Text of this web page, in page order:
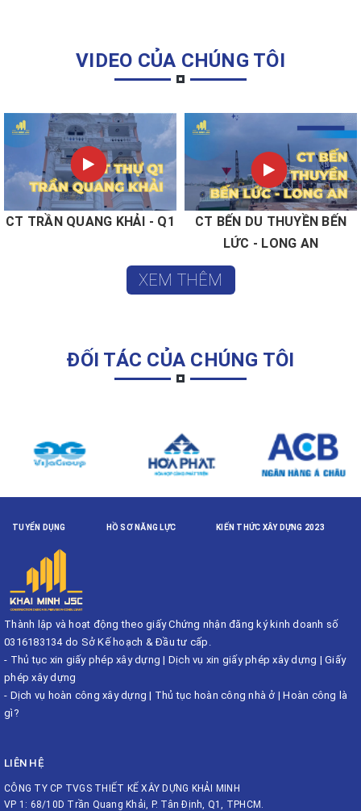
VIDEO CỦA CHÚNG TÔI
CT TRẦN QUANG KHẢI - Q1
CT BẾN DU THUYỀN BẾN
LỨC - LONG AN
XEM THÊM
ĐỐI TÁC CỦA CHÚNG TÔI
TUYỂN DỤNG HỒ SƠ NĂNG LỰC KIẾN THỨC XÂY DỰNG 2023
Thành lập và hoạt động theo giấy Chứng nhận đăng ký kinh doanh số
0316183134 do Sở Kế hoạch & Đầu tư cấp.
- Thủ tục xin giấy phép xây dựng | Dịch vụ xin giấy phép xây dựng | Giấy
phép xây dựng
- Dịch vụ hoàn công xây dựng | Thủ tục hoàn công nhà ở |Hoàn công là
gì?
LIÊN HỆ
CÔNG TY CP TVGS THIẾT KẾ XÂY DỰNG KHẢI MINH
VP 1: 68/10D Trần Quang Khải, P. Tân Định, Q1, TPHCM.